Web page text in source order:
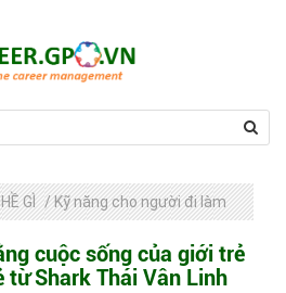
GÌ / Kỹ năng cho người đi làm
cuộc sống của giới trẻ
từ Shark Thái Vân Linh